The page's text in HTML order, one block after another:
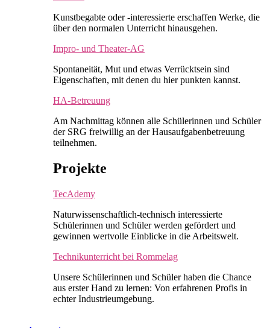
Kunstbegabte oder -interessierte erschaffen Werke, die
über den normalen Unterricht hinausgehen.
Impro- und Theater-AG
Spontaneität, Mut und etwas Verrücktsein sind
Eigenschaften, mit denen du hier punkten kannst.
HA-Betreuung
Am Nachmittag können alle Schülerinnen und Schüler
der SRG freiwillig an der Hausaufgabenbetreuung
teilnehmen.
Projekte
TecAdemy
Naturwissenschaftlich-technisch interessierte
Schülerinnen und Schüler werden gefördert und
gewinnen wertvolle Einblicke in die Arbeitswelt.
Technikunterricht bei Rommelag
Unsere Schülerinnen und Schüler haben die Chance
aus erster Hand zu lernen: Von erfahrenen Profis in
echter Industrieumgebung.